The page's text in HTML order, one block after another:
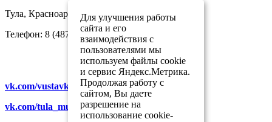
Тула, Красноармейский проспект, д. 16
Телефон: 8 (4872) 56-09-92
vk.com/vustavkizal_tula
vk.com/tula_museum_association
Для улучшения работы
сайта и его
взаимодействия с
пользователями мы
используем файлы cookie
и сервис Яндекс.Метрика.
Продолжая работу с
сайтом, Вы даете
разрешение на
использование cookie-